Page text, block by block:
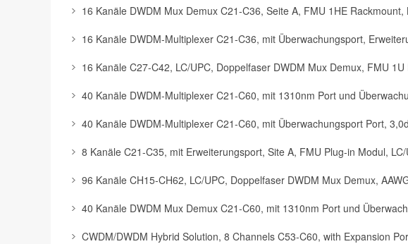
16 Kanäle DWDM Mux Demux C21-C36, Seite A, FMU 1HE Rackmount,
16 Kanäle DWDM-Multiplexer C21-C36, mit Überwachungsport,
16 Kanäle C27-C42, LC/UPC, Doppelfaser DWDM Mux Demux, FMU
40 Kanäle DWDM-Multiplexer C21-C60, mit 1310nm Port und
40 Kanäle DWDM-Multiplexer C21-C60, mit Überwachungsport Port,
8 Kanäle C21-C35, mit Erweiterungsport, Site A, FMU Plug-in Modul, LC/
96 Kanäle CH15-CH62, LC/UPC, Doppelfaser DWDM Mux Demux,
40 Kanäle DWDM Mux Demux C21-C60, mit 1310nm Port und
CWDM/DWDM Hybrid Solution, 8 Channels C53-C60, with Expansion